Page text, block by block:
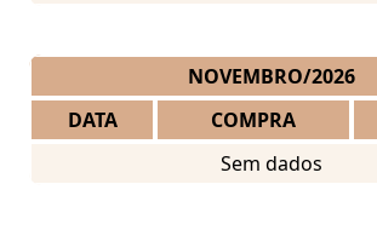
NOVEMBRO/2026
DATA
COMPRA
Sem dados